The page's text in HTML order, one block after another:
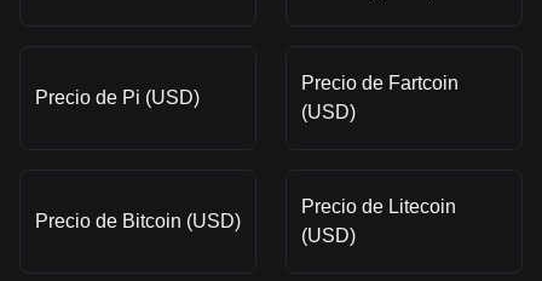
Precio de Pi (USD)
Precio de Fartcoin
(USD)
Precio de Bitcoin (USD)
Precio de Litecoin
(USD)